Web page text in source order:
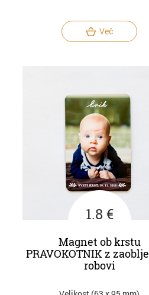
Več
1.8 €
Magnet ob krstu
PRAVOKOTNIK z
robovi